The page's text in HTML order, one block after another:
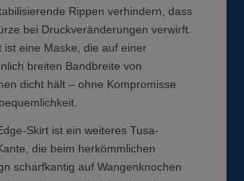
Rippen verhindern, dass
bei Druckveränderungen verwirft.
ist eine Maske, die auf einer
breiten Bandbreite von
dicht hält – ohne Kompromisse
Skirt ist ein weiteres Tusa-
die beim herkömmlichen
scharfkantig auf Wangenknochen